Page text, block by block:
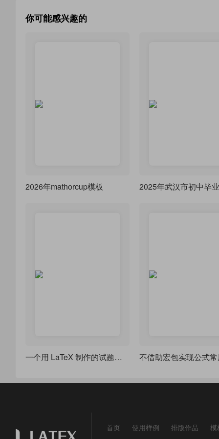
你可能感兴趣的
2026年mathorcup模板
一个用 LaTeX 制作的试题小模版
首页 使用样例 排版作品